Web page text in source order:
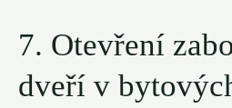
7. Otevření
dveří v